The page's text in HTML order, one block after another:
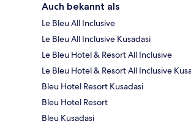
Auch bekannt als
Le Bleu All Inclusive
Le Bleu All Inclusive Kusadasi
Le Bleu Hotel & Resort All Inclusive
Le Bleu Hotel & Resort All Inclusive
Bleu Hotel Resort Kusadasi
Bleu Hotel Resort
Bleu Kusadasi